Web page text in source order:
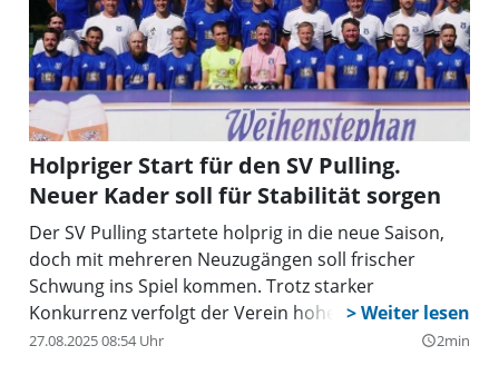
Holpriger Start für den SV Pulling.
Neuer Kader soll für Stabilität sorgen
Der SV Pulling startete holprig in die neue Saison,
doch mit mehreren Neuzugängen soll frischer
Schwung ins Spiel kommen. Trotz starker
Konkurrenz verfolgt der Verein hohe Ziele.
27.08.2025 08:54 Uhr query_builder2min